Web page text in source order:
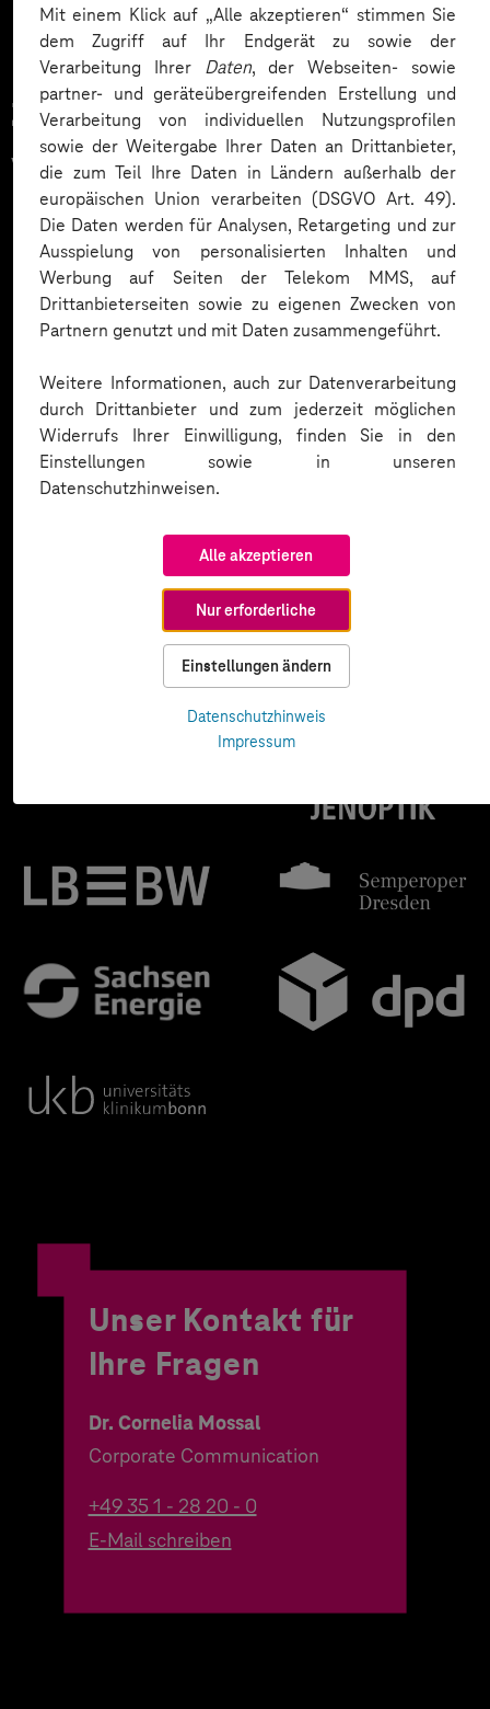
Mit einem Klick auf „Alle akzeptieren“ stimmen Sie
dem Zugriff auf Ihr Endgerät zu sowie der
Verarbeitung Ihrer Daten, der Webseiten- sowie
partner- und geräteübergreifenden Erstellung und
Verarbeitung von individuellen Nutzungsprofilen
sowie der Weitergabe Ihrer Daten an Drittanbieter,
die zum Teil Ihre Daten in Ländern außerhalb der
europäischen Union verarbeiten (DSGVO Art. 49).
Die Daten werden für Analysen, Retargeting und zur
Ausspielung von personalisierten Inhalten und
Werbung auf Seiten der Telekom MMS, auf
Drittanbieterseiten sowie zu eigenen Zwecken von
Partnern genutzt und mit Daten zusammengeführt.
Weitere Informationen, auch zur Datenverarbeitung
durch Drittanbieter und zum jederzeit möglichen
Widerrufs Ihrer Einwilligung, finden Sie in den
Einstellungen sowie in unseren
Datenschutzhinweisen.
Alle akzeptieren
Nur erforderliche
Einstellungen ändern
Datenschutzhinweis
Impressum
Zahlreiche Unternehmen
vertrauen auf unsere
Expertise. Hier eine Auswahl:
Unser Kontakt für
Ihre Fragen
Dr. Cornelia Mossal
Corporate Communication
+49 35 1 - 28 20 - 0
E-Mail schreiben